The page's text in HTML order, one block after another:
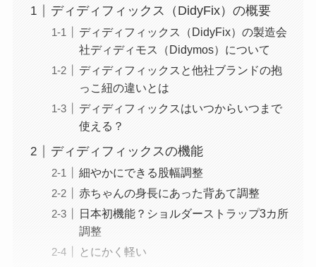
ディディフィックス（DidyFix）の概要
ディディフィックス（DidyFix）の製造会
社ディディモス（Didymos）について
ディディフィックスと他社ブランドの抱
っこ紐の違いとは
ディディフィックスはいつからいつまで
使える？
ディディフィックスの機能
細やかにできる股幅調整
赤ちゃんの身長にあった背あて調整
日本初機能？ショルダーストラップ3カ所
調整
とにかく軽い